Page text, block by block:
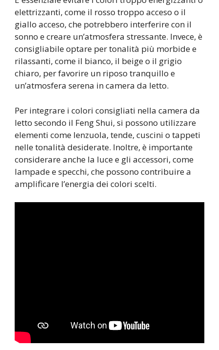
elettrizzanti, come il rosso troppo acceso o il
giallo acceso, che potrebbero interferire con il
sonno e creare un’atmosfera stressante. Invece, è
consigliabile optare per tonalità più morbide e
rilassanti, come il bianco, il beige o il grigio
chiaro, per favorire un riposo tranquillo e
un’atmosfera serena in camera da letto.
Per integrare i colori consigliati nella camera da
letto secondo il Feng Shui, si possono utilizzare
elementi come lenzuola, tende, cuscini o tappeti
nelle tonalità desiderate. Inoltre, è importante
considerare anche la luce e gli accessori, come
lampade e specchi, che possono contribuire a
amplificare l’energia dei colori scelti.